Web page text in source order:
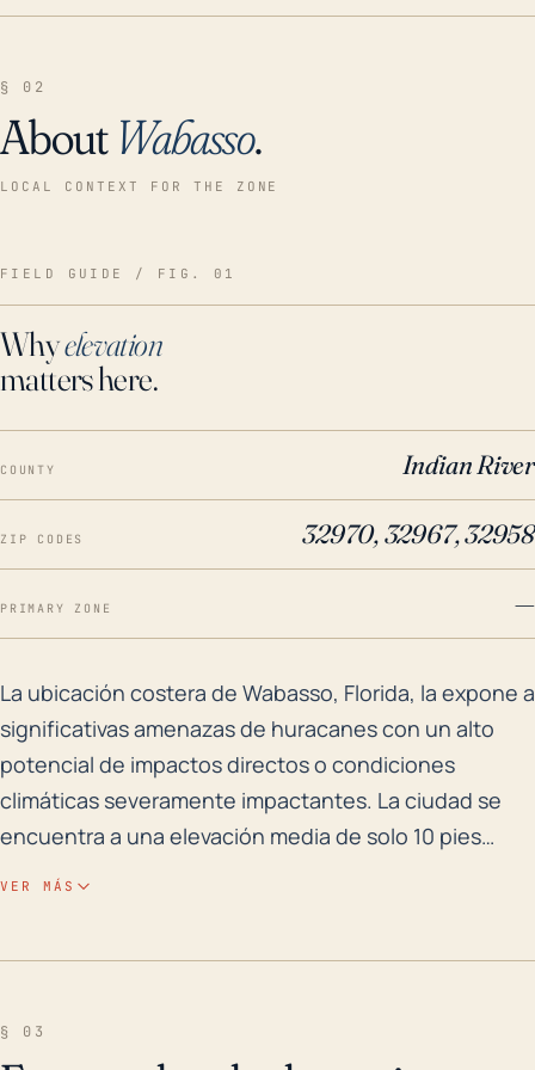
§ 02
About Wabasso.
LOCAL CONTEXT FOR THE ZONE
FIELD GUIDE / FIG. 01
Whyelevation
matters here.
COUNTY Indian River
ZIP CODES 32970, 32967, 32958
PRIMARY ZONE —
La ubicación costera de Wabasso, Florida, la
La ubicación costera de Wabasso, Florida, la expone a
significativas amenazas de huracanes con un alto
potencial de impactos directos o condiciones
climáticas severamente impactantes. La ciudad se
encuentra a una elevación media de solo 10 pies
sobre el nivel del mar, lo que presenta una alta
VER MÁS
§ 03